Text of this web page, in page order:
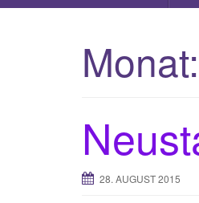
Monat:
28. AUGUST 2015